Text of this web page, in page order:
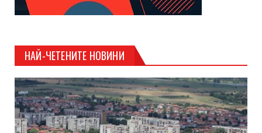
НАЙ-ЧЕТЕНИТЕ НОВИНИ